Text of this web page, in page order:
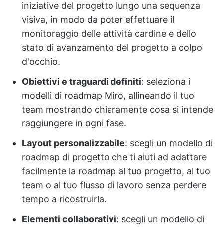
iniziative del progetto lungo una sequenza
visiva, in modo da poter effettuare il
monitoraggio delle attività cardine e dello
stato di avanzamento del progetto a colpo
d'occhio.
Obiettivi e traguardi definiti: seleziona i
modelli di roadmap Miro, allineando il tuo
team mostrando chiaramente cosa si intende
raggiungere in ogni fase.
Layout personalizzabile: scegli un modello di
roadmap di progetto che ti aiuti ad adattare
facilmente la roadmap al tuo progetto, al tuo
team o al tuo flusso di lavoro senza perdere
tempo a ricostruirla.
Elementi collaborativi: scegli un modello di